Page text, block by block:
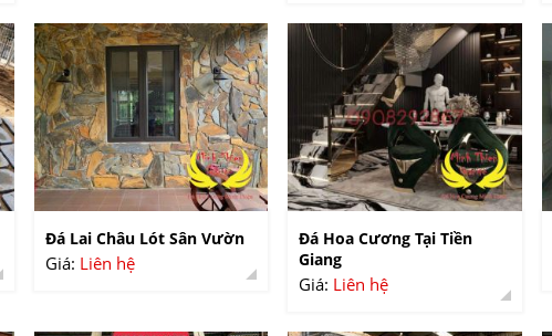
Đá Lai Châu Lót Sân Vườn
Giá: Liên hệ
Đá Hoa Cương Tại Tiền
Giang
Giá: Liên hệ